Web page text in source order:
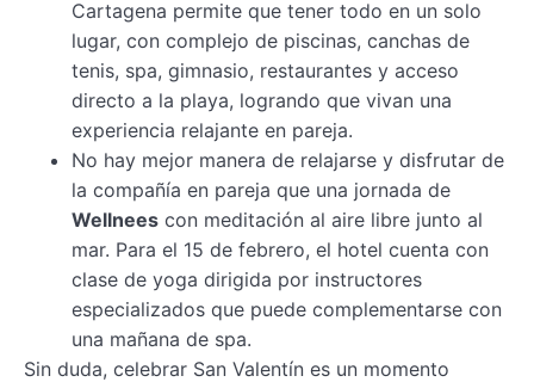
Cartagena permite que tener todo en un solo
lugar, con complejo de piscinas, canchas de
tenis, spa, gimnasio, restaurantes y acceso
directo a la playa, logrando que vivan una
experiencia relajante en pareja.
No hay mejor manera de relajarse y disfrutar de
la compañía en pareja que una jornada de
Wellnees con meditación al aire libre junto al
mar. Para el 15 de febrero, el hotel cuenta con
clase de yoga dirigida por instructores
especializados que puede complementarse con
una mañana de spa.
Sin duda, celebrar San Valentín es un momento